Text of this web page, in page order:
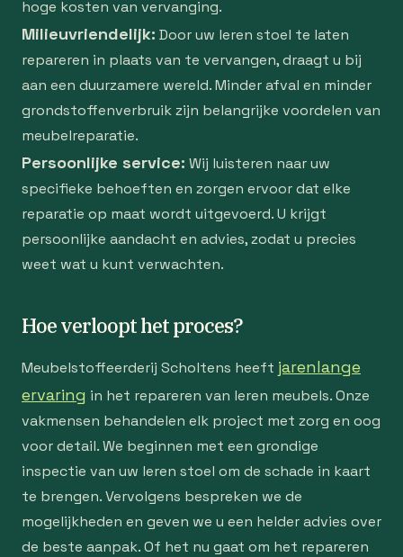
hoge kosten van vervanging.
Milieuvriendelijk: Door uw leren stoel te laten
repareren in plaats van te vervangen, draagt u bij
aan een duurzamere wereld. Minder afval en minder
grondstoffenverbruik zijn belangrijke voordelen van
meubelreparatie.
Persoonlijke service: Wij luisteren naar uw
specifieke behoeften en zorgen ervoor dat elke
reparatie op maat wordt uitgevoerd. U krijgt
persoonlijke aandacht en advies, zodat u precies
weet wat u kunt verwachten.
Hoe verloopt het proces?
Meubelstoffeerderij Scholtens heeft jarenlange
ervaring in het repareren van leren meubels. Onze
vakmensen behandelen elk project met zorg en oog
voor detail. We beginnen met een grondige
inspectie van uw leren stoel om de schade in kaart
te brengen. Vervolgens bespreken we de
mogelijkheden en geven we u een helder advies over
de beste aanpak. Of het nu gaat om het repareren